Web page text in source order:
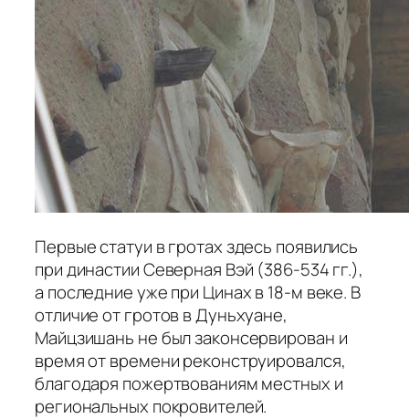
Первые статуи в гротах здесь появились
при династии Северная Вэй (386-534 гг.),
а последние уже при Цинах в 18-м веке. В
отличие от гротов в Дуньхуане,
Майцзишань не был законсервирован и
время от времени реконструировался,
благодаря пожертвованиям местных и
региональных покровителей.